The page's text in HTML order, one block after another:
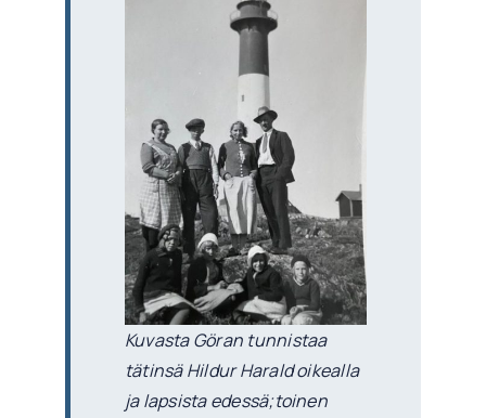
Kuvasta Göran tunnistaa
tätinsä Hildur Harald oikealla
ja lapsista edessä;toinen